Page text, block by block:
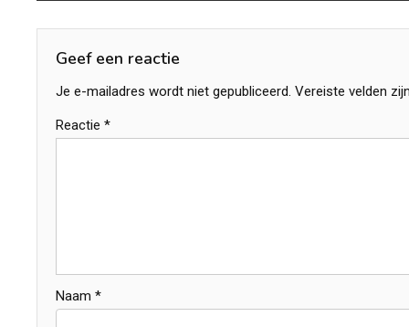
navigatie
Geef een reactie
Je e-mailadres wordt niet gepubliceerd. Vereiste velden
Reactie *
Naam *